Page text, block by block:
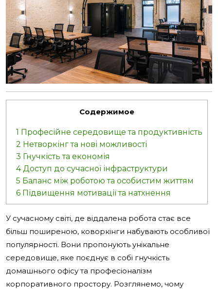
Содержимое
1 Професійне середовище та продуктивність
2 Нетворкінг та нові можливості
3 Гнучкість та економія
4Доступ до сучасної інфраструктури
5 Баланс між роботою та особистим життям
6 Підвищення мотивації та натхнення
У сучасному світі, де віддалена робота стає все
більш поширеною, коворкінги набувають особливої
популярності. Вони пропонують унікальне
середовище, яке поєднує в собі гнучкість
домашнього офісу та професіоналізм
корпоративного простору. Розглянемо, чому